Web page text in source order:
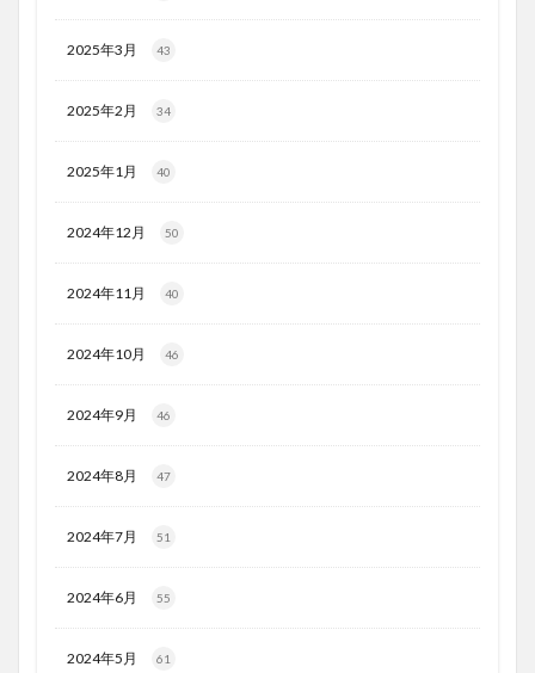
2025年3月 43
2025年2月 34
2025年1月 40
2024年12月 50
2024年11月 40
2024年10月 46
2024年9月 46
2024年8月 47
2024年7月 51
2024年6月 55
2024年5月 61